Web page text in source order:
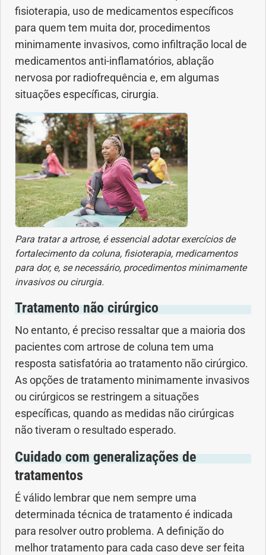
fisioterapia, uso de medicamentos específicos
para quem tem muita dor, procedimentos
minimamente invasivos, como infiltração local de
medicamentos anti-inflamatórios, ablação
nervosa por radiofrequência e, em algumas
situações específicas, cirurgia.
Para tratar a artrose, é essencial adotar exercícios de
fortalecimento da coluna, fisioterapia, medicamentos
para dor, e, se necessário, procedimentos minimamente
invasivos ou cirurgia.
Tratamento não cirúrgico
No entanto, é preciso ressaltar que a maioria dos
pacientes com artrose de coluna tem uma
resposta satisfatória ao tratamento não cirúrgico.
As opções de tratamento minimamente invasivos
ou cirúrgicos se restringem a situações
específicas, quando as medidas não cirúrgicas
não tiveram o resultado esperado.
Cuidado com generalizações de
tratamentos
É válido lembrar que nem sempre uma
determinada técnica de tratamento é indicada
para resolver outro problema. A definição do
melhor tratamento para cada caso deve ser feita